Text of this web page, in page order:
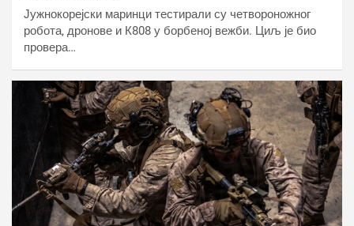
Јужнокорејски маринци тестирали су четвороножног
робота, дронове и К808 у борбеној вежби. Циљ је био
провера…